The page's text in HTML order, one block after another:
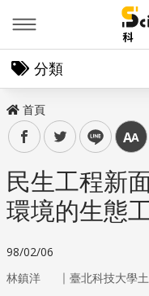
分類
首頁
facebooktwitter line 中
民生工程新
環境的生態
98/02/06
林鎮洋 ｜ 臺北科技大學